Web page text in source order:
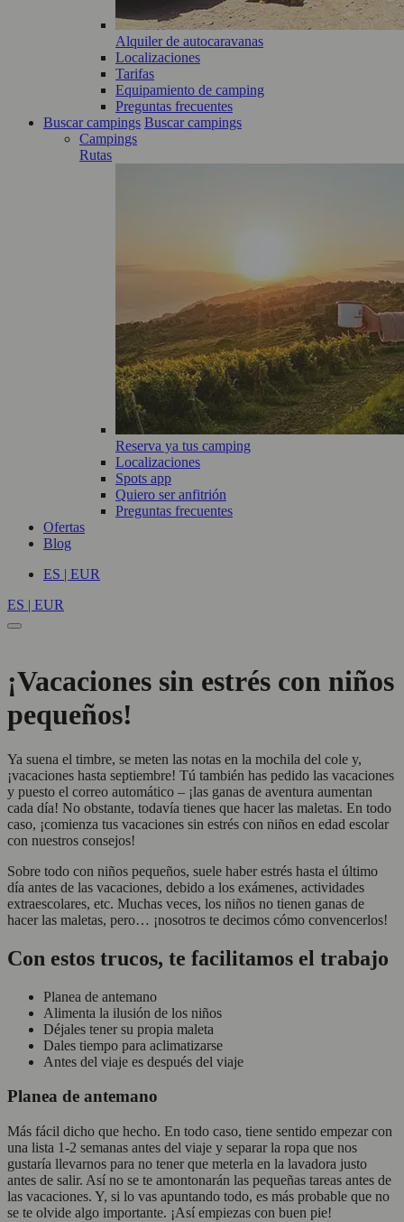
Alquiler de autocaravanas
Localizaciones
Tarifas
Equipamiento de camping
Preguntas frecuentes
Buscar campings Buscar campings
Campings
Rutas
Reserva ya tus camping
Localizaciones
Spots app
Quiero ser anfitrión
Preguntas frecuentes
Ofertas
Blog
ES | EUR
ES | EUR
¡Vacaciones sin estrés con niños
pequeños!
Ya suena el timbre, se meten las notas en la mochila del cole y,
¡vacaciones hasta septiembre! Tú también has pedido las vacaciones
y puesto el correo automático – ¡las ganas de aventura aumentan
cada día! No obstante, todavía tienes que hacer las maletas. En todo
caso, ¡comienza tus vacaciones sin estrés con niños en edad escolar
con nuestros consejos!
Sobre todo con niños pequeños, suele haber estrés hasta el último
día antes de las vacaciones, debido a los exámenes, actividades
extraescolares, etc. Muchas veces, los niños no tienen ganas de
hacer las maletas, pero… ¡nosotros te decimos cómo convencerlos!
Con estos trucos, te facilitamos el trabajo
Planea de antemano
Alimenta la ilusión de los niños
Déjales tener su propia maleta
Dales tiempo para aclimatizarse
Antes del viaje es después del viaje
Planea de antemano
Más fácil dicho que hecho. En todo caso, tiene sentido empezar con
una lista 1-2 semanas antes del viaje y separar la ropa que nos
gustaría llevarnos para no tener que meterla en la lavadora justo
antes de salir. Así no se te amontonarán las pequeñas tareas antes de
las vacaciones. Y, si lo vas apuntando todo, es más probable que no
se te olvide algo importante. ¡Así empiezas con buen pie!